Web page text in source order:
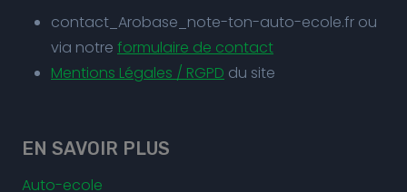
contact_Arobase_note-ton-auto-ecole.fr ou
via notre formulaire de contact
Mentions Légales / RGPD du site
EN SAVOIR PLUS
Auto-ecole